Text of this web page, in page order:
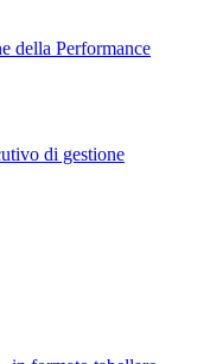
della Performance
di gestione